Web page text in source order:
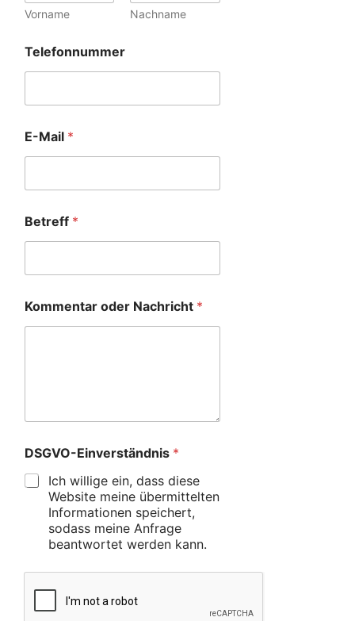
Vorname Nachname
Telefonnummer
E-Mail *
Betreff *
Kommentar oder Nachricht *
DSGVO-Einverständnis *
Ich willige ein, dass diese
Website meine übermittelten
Informationen speichert,
sodass meine Anfrage
beantwortet werden kann.